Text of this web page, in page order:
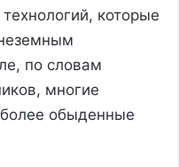
которые
по словам
многие
обыденные